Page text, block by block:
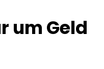
um Geld